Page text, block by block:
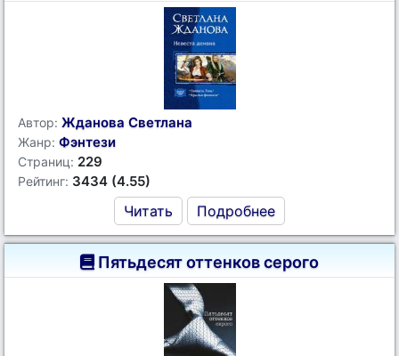
Автор: Жданова Светлана
Жанр: Фэнтези
Страниц: 229
Рейтинг: 3434 (4.55)
Читать Подробнее
Пятьдесят оттенков серого